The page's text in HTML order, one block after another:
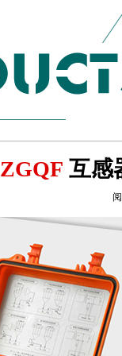
ZGQF 互感